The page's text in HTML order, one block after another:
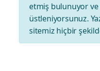
etmiş bulunuyor
üstleniyorsunuz.
sitemiz hiçbir